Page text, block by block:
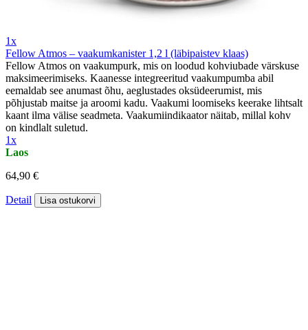
1x
Fellow Atmos – vaakumkanister 1,2 l (läbipaistev klaas)
Fellow Atmos on vaakumpurk, mis on loodud kohviubade värskuse
maksimeerimiseks. Kaanesse integreeritud vaakumpumba abil
eemaldab see anumast õhu, aeglustades oksüdeerumist, mis
põhjustab maitse ja aroomi kadu. Vaakumi loomiseks keerake lihtsalt
kaant ilma välise seadmeta. Vaakumiindikaator näitab, millal kohv
on kindlalt suletud.
1x
Laos
64,90 €
Detail Lisa ostukorvi